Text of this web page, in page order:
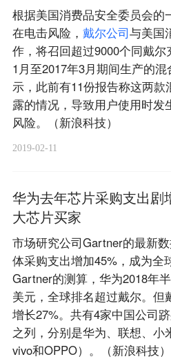
根据美国消费品安全委员会的
在电击风险， 戴尔公司与美国
作，将召回超过9000个同戴
1月至2017年3月期间生产的
示，此前有11份报告称这两
露的情况，导致用户使用时发
风险。（新浪科技）
2019-02-11
华为去年芯片采购支出剧
大芯片买家
市场研究公司Gartner的最新
体采购支出增加45%，成为全
Gartner的测算，华为2018年
美元，全球排名超过戴尔。但
增长27%。共有4家中国公司
之列，分别是华为、联想、小
vivo和OPPO）。（新浪科技）